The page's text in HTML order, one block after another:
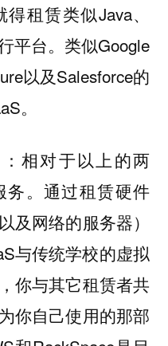
租赁类似Java、
平台。类似Google
以及Salesforce的
。
相对于以上的两
。通过租赁硬件
及网络的服务器）
与传统学校的虚拟
你与其它租赁者共
你自己使用的那部